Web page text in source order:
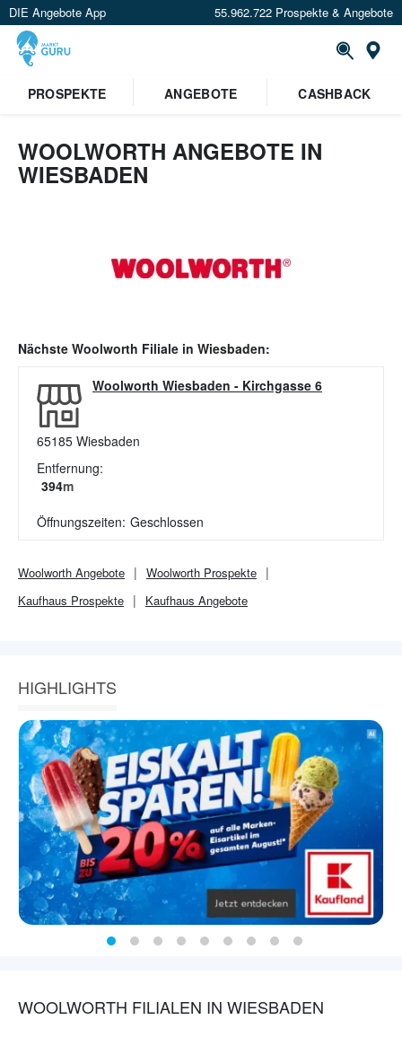
DIE Angebote App 55.962.722 Prospekte & Angebote
PROSPEKTE
ANGEBOTE CASHBACK
WOOLWORTH ANGEBOTE IN
WIESBADEN
Nächste Woolworth Filiale in Wiesbaden:
Woolworth Wiesbaden - Kirchgasse 6
65185 Wiesbaden
Entfernung:
394m
Öffnungszeiten: Geschlossen
Woolworth Angebote Woolworth Prospekte
Kaufhaus Prospekte Kaufhaus Angebote
HIGHLIGHTS
WOOLWORTH FILIALEN IN WIESBADEN